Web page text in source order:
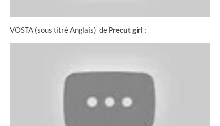
VOSTA (sous titré Anglais) de Precut girl :